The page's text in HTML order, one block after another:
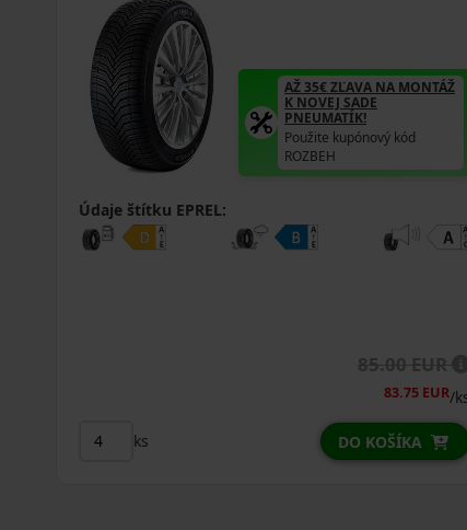
AŽ 35€ ZĽAVA NA MONTÁŽ
K NOVEJ SADE
PNEUMATÍK!
Použite kupónový kód
ROZBEH
Údaje štítku EPREL:
85.00 EUR
83.75 EUR/
ks DO KOŠÍKA